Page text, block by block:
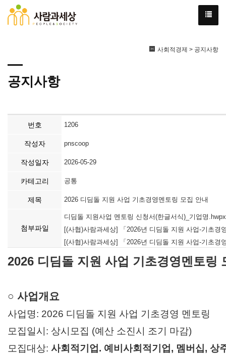
사회적경제 > 공지사항
공지사항
번호 1206
작성자 pnscoop
작성일자 2026-05-29
카테고리 공통
제목 2026 디딤돌 지원 사업 기초경영멘토링 모집 안내
첨부파일
디딤돌 지원사업 멘토링 신청서(한글서식)_기업명.hwpx
[(사협)사람과세상] 「2026년 디딤돌 지원 사업-기초경
[(사협)사람과세상] 「2026년 디딤돌 지원 사업-기초경
2026 디딤돌 지원 사업 기초경영멘토링
○ 사업개요
사업명: 2026 디딤돌 지원 사업 기초경영 멘토링
모집일시: 상시모집 (예산 소진시 조기 마감)
모집대상: 사회적기업. 예비사회적기업, 멤버십, 상